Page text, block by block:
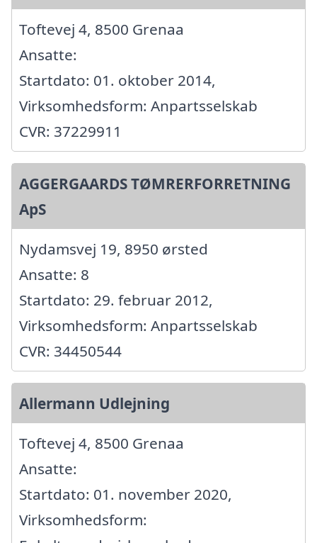
Toftevej 4, 8500 Grenaa
Ansatte:
Startdato: 01. oktober 2014,
Virksomhedsform: Anpartsselskab
CVR: 37229911
AGGERGAARDS TØMRERFORRETNING
ApS
Nydamsvej 19, 8950 ørsted
Ansatte: 8
Startdato: 29. februar 2012,
Virksomhedsform: Anpartsselskab
CVR: 34450544
Allermann Udlejning
Toftevej 4, 8500 Grenaa
Ansatte:
Startdato: 01. november 2020,
Virksomhedsform: